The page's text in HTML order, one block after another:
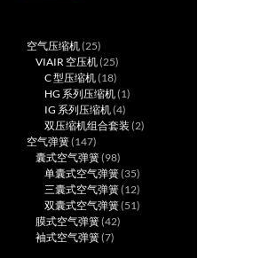
空气压缩机 2525
个
产
品
VIAIR 空压机 2525
个
产
品
C 型压缩机 1818
个
产
品
HG 系列压缩机 11
产
IG 系列压缩机 44
个
双压缩机组合套装 22
空气弹簧 147147
个
产
品
囊式空气弹簧 9898
个
产
品
单囊式空气弹簧 3535
个
产
三囊式空气弹簧 1212
个
双囊式空气弹簧 5151
膜式空气弹簧 4242
袖式空气弹簧 77